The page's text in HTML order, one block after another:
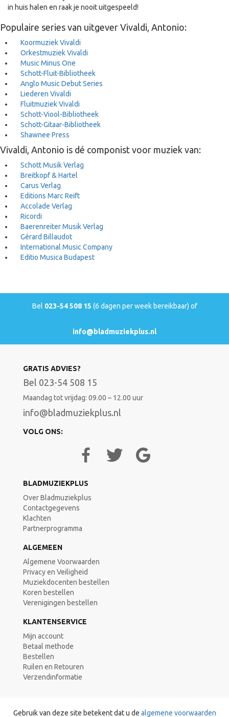
in huis halen en raak je nooit uitgespeeld!
Populaire series van uitgever Vivaldi, Antonio:
Koormuziek Vivaldi
Orkestmuziek Vivaldi
Music Minus One
Schott-Fluit-Bibliotheek
Anglo Music Debut Series
Liederen Vivaldi
Fluitmuziek Vivaldi
Schott-Viool-Bibliotheek
Schott-Gitaar-Bibliotheek
Shawnee Press
Vivaldi, Antonio is dé componist voor muziek van:
Schott Musik Verlag
Breitkopf & Hartel
Carus Verlag
Editions Marc Reift
Accolade Verlag
Ricordi
Baerenreiter Musik Verlag
Gérard Billaudot
International Music Company
Editio Musica Budapest
Bel 023-54 508 15 (6 dagen per week bereikbaar) of
info@bladmuziekplus.nl
GRATIS ADVIES?
Bel 023-54 508 15
Maandag tot vrijdag: 09.00 – 12.00 uur
info@bladmuziekplus.nl
VOLG ONS:
BLADMUZIEKPLUS
Over Bladmuziekplus
Contactgegevens
Klachten
Partnerprogramma
ALGEMEEN
Algemene Voorwaarden
Privacy en Veiligheid
Muziekdocenten bestellen
Koren bestellen
Verenigingen bestellen
KLANTENSERVICE
Mijn account
Betaal methode
Bestellen
Ruilen en Retouren
Verzendinformatie
Gebruik van deze site betekent dat u de algemene voorwaarden